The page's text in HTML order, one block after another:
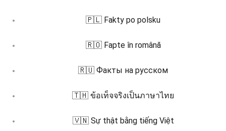
🇵🇱 Fakty po polsku
🇷🇴 Fapte în română
🇷🇺 Факты на русском
🇹🇭 ข้อเท็จจริงเป็นภาษาไทย
🇻🇳 Sự thật bằng tiếng Việt